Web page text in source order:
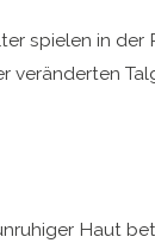
spielen in der
veränderten
Haut